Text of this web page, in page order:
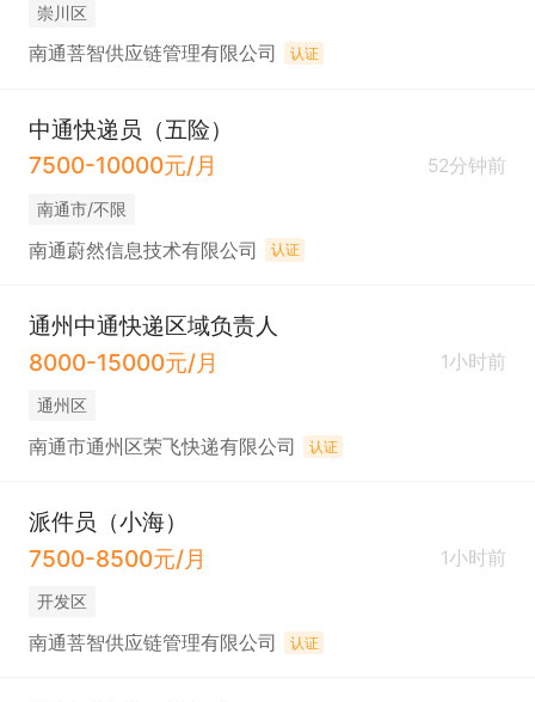
崇川区
南通菩智供应链管理有限公司 认证
中通快递员（五险）
7500-10000元/月
52分钟前
南通市/不限
南通蔚然信息技术有限公司 认证
通州中通快递区域负责人
8000-15000元/月
1小时前
通州区
南通市通州区荣飞快递有限公司 认证
派件员（小海）
7500-8500元/月
1小时前
开发区
南通菩智供应链管理有限公司 认证